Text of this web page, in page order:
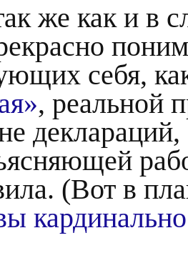
же как и в
себя,
, реальной
(Вот в